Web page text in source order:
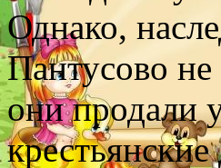
Однако,
Пантусово
они продали